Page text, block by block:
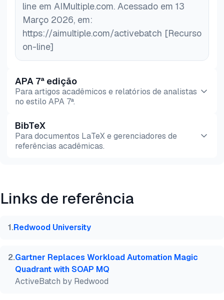
line em AIMultiple.com. Acessado em 13
Março 2026, em:
https://aimultiple.com/activebatch [Recurso
on-line]
APA 7ª edição
Para artigos acadêmicos e relatórios de analistas
no estilo APA 7ª.
Pré-
visualização
BibTeX
Para documentos LaTeX e gerenciadores de
referências acadêmicas.
@misc{simsek2026,
title  = {{ActiveBatch: Recursos, Prós &
howpublished    = {\url{https://aimultiple.com/
  note   = {AIMultiple. Acessado em 13 Março 2026}
}
Links de referência
1.Redwood University
2.Gartner Replaces Workload Automation Magic
Quadrant with SOAP MQ
ActiveBatch by Redwood